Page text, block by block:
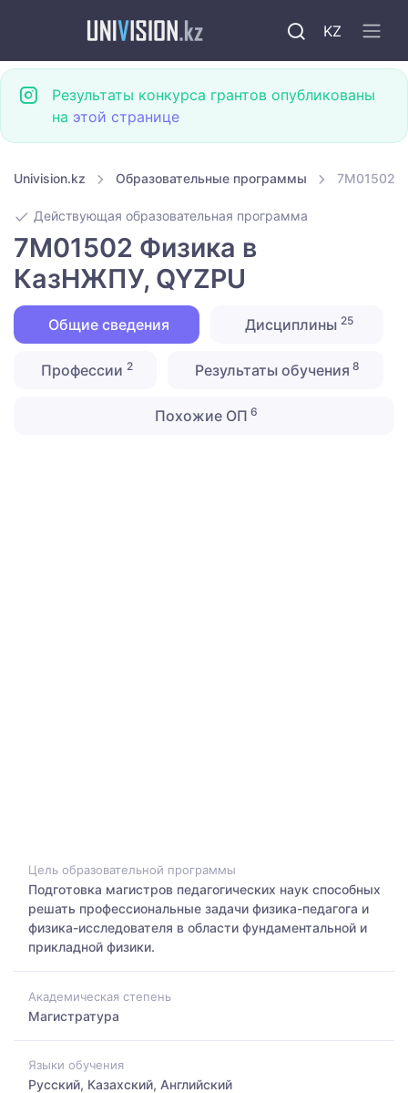
KZ
Результаты конкурса грантов опубликованы
на этой странице
Univision.kz Образовательные программы 7M01502
Действующая образовательная программа
7M01502 Физика в
КазНЖПУ, QYZPU
Общие сведения Дисциплины 25
Профессии 2 Результаты обучения 8
Похожие ОП 6
Цель образовательной программы
Подготовка магистров педагогических наук способных
решать профессиональные задачи физика-педагога и
физика-исследователя в области фундаментальной и
прикладной физики.
Академическая степень
Магистратура
Языки обучения
Русский, Казахский, Английский